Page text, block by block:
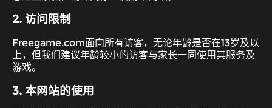
2. 访问限制
Freegame.com面向所有访客，无论年龄是否在13岁及以
上，但我们建议年龄较小的访客与家长一同使用其服务及
游戏。
3. 本网站的使用